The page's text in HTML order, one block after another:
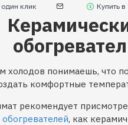
холодов понимаешь, что
комфортные
рекомендует
, как
один клик Купить